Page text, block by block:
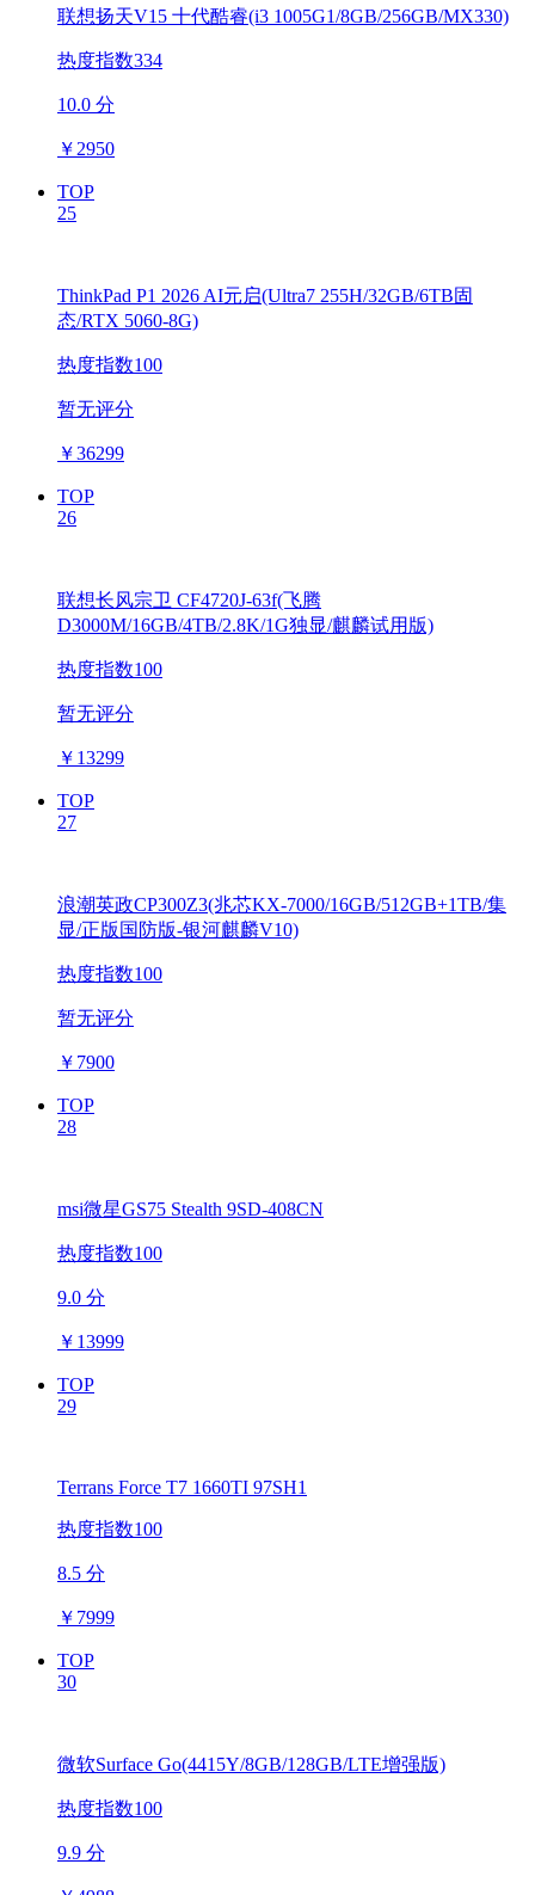
联想扬天V15 十代酷睿(i3 1005G1/8GB/256GB/MX330)
热度指数334
10.0 分
￥ 2950
TOP
25
ThinkPad P1 2026 AI元启(Ultra7 255H/32GB/6TB固
态/RTX 5060-8G)
热度指数100
暂无评分
￥36299
TOP
26
联想长风宗卫 CF4720J-63f(飞腾
D3000M/16GB/4TB/2.8K/1G独显/麒麟试用版)
热度指数100
暂无评分
￥ 13299
TOP
27
浪潮英政CP300Z3(兆芯KX-7000/16GB/512GB+1TB/集
显/正版国防版-银河麒麟V10)
热度指数100
暂无评分
￥ 7900
TOP
28
msi微星GS75 Stealth 9SD-408CN
热度指数100
9.0 分
￥ 13999
TOP
29
Terrans Force T7 1660TI 97SH1
热度指数100
8.5 分
￥ 7999
TOP
30
微软Surface Go(4415Y/8GB/128GB/LTE增强版)
热度指数100
9.9 分